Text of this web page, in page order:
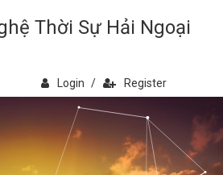
Thời Sự Hải Ngoại
Login / Register